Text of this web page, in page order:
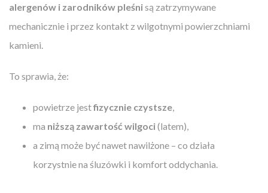
alergenów i zarodników pleśnisą zatrzymywane
mechanicznie i przez kontakt z wilgotnymi powierzchniami
kamieni.
To sprawia, że:
powietrze jestfizycznie czystsze
ma niższą zawartość wilgoci(latem),
a zimą może być nawet nawilżone – co działa
korzystnie na śluzówki i komfort oddychania.